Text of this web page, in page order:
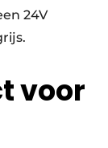
24V
voor